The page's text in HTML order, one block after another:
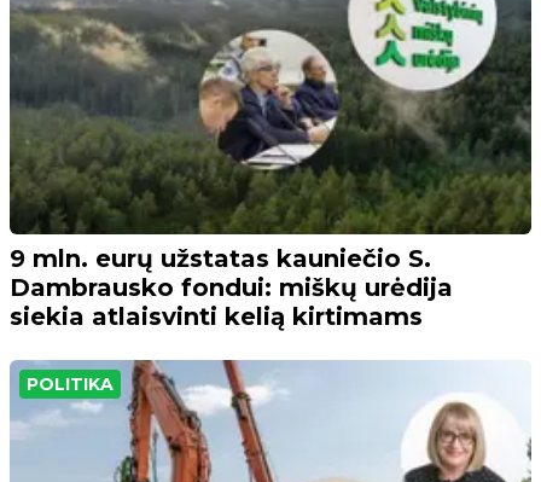
9 mln. eurų užstatas kauniečio S.
Dambrausko fondui: miškų urėdija
siekia atlaisvinti kelią kirtimams
POLITIKA